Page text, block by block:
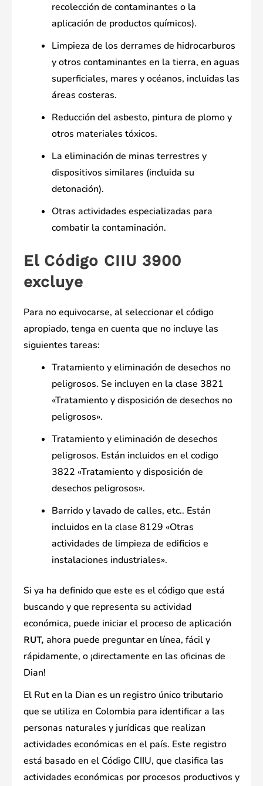
recolección de contaminantes o la
aplicación de productos químicos).
Limpieza de los derrames de hidrocarburos
y otros contaminantes en la tierra, en aguas
superficiales, mares y océanos, incluidas las
áreas costeras.
Reducción del asbesto, pintura de plomo y
otros materiales tóxicos.
La eliminación de minas terrestres y
dispositivos similares (incluida su
detonación).
Otras actividades especializadas para
combatir la contaminación.
El Código CIIU 3900
excluye
Para no equivocarse, al seleccionar el código
apropiado, tenga en cuenta que no incluye las
siguientes tareas:
Tratamiento y eliminación de desechos no
peligrosos. Se incluyen en la clase 3821
«Tratamiento y disposición de desechos no
peligrosos».
Tratamiento y eliminación de desechos
peligrosos. Están incluidos en el codigo
3822 «Tratamiento y disposición de
desechos peligrosos».
Barrido y lavado de calles, etc.. Están
incluidos en la clase 8129 «Otras
actividades de limpieza de edificios e
instalaciones industriales».
Si ya ha definido que este es el código que está
buscando y que representa su actividad
económica, puede iniciar el proceso de aplicación
RUT, ahora puede preguntar en línea, fácil y
rápidamente, o ¡directamente en las oficinas de
Dian!
El Rut en la Dian es un registro único tributario
que se utiliza en Colombia para identificar a las
personas naturales y jurídicas que realizan
actividades económicas en el país. Este registro
está basado en el Código CIIU, que clasifica las
actividades económicas por procesos productivos y